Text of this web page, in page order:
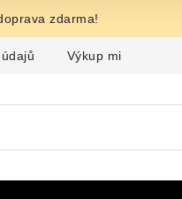
zdarma!
Výkup minerálů a